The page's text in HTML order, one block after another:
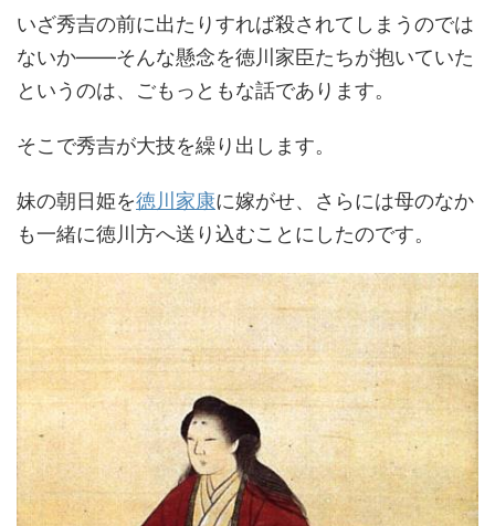
いざ秀吉の前に出たりすれば殺されてしまうのでは
ないか――そんな懸念を徳川家臣たちが抱いていた
というのは、ごもっともな話であります。
そこで秀吉が大技を繰り出します。
妹の朝日姫を徳川家康に嫁がせ、さらには母のなか
も一緒に徳川方へ送り込むことにしたのです。